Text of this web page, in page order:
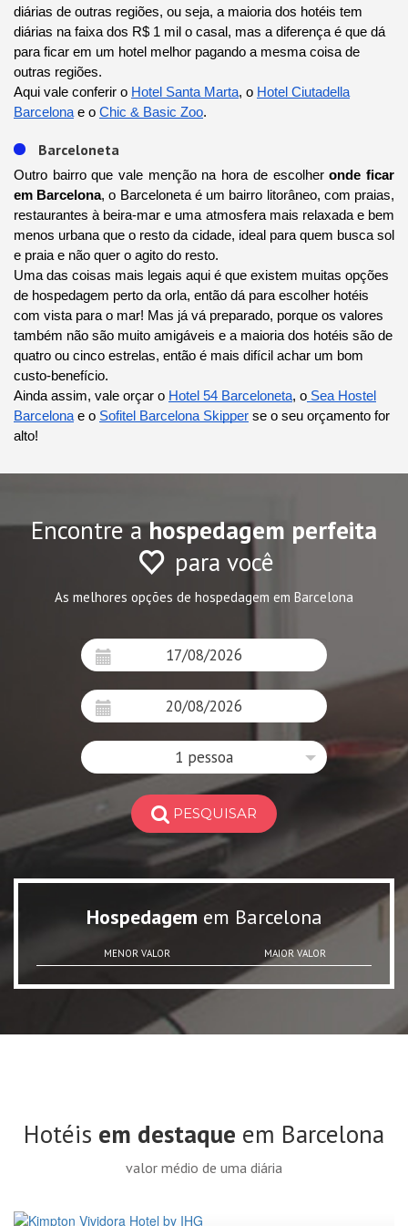
diárias de outras regiões, ou seja, a maioria dos hotéis tem
diárias na faixa dos R$ 1 mil o casal, mas a diferença é que dá
para ficar em um hotel melhor pagando a mesma coisa de
outras regiões.
Aqui vale conferir o Hotel Santa Marta, o Hotel Ciutadella
Barcelona e o Chic & Basic Zoo.
Barceloneta
Outro bairro que vale menção na hora de escolheronde ficar
em Barcelona, o Barceloneta é um bairro litorâneo, com praias,
restaurantes à beira-mar e uma atmosfera mais relaxada e bem
menos urbana que o resto da cidade, ideal para quem busca sol
e praia e não quer o agito do resto.
Uma das coisas mais legais aqui é que existem muitas opções
de hospedagem perto da orla, então dá para escolher hotéis
com vista para o mar! Mas já vá preparado, porque os valores
também não são muito amigáveis e a maioria dos hotéis são de
quatro ou cinco estrelas, então é mais difícil achar um bom
custo-benefício.
Ainda assim, vale orçar o Hotel 54 Barceloneta, o Sea Hostel
Barcelona e o Sofitel Barcelona Skipper se o seu orçamento for
alto!
Encontre ahospedagem perfeita
para você
As melhores opções de hospedagem em Barcelona
1 pessoa
PESQUISAR
Hospedagem em Barcelona
MENOR VALOR MAIOR VALOR
Hotéis em destaque em Barcelona
valor médio de uma diária